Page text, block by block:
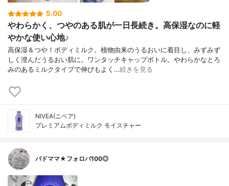
5.00
やわらかく、つやのある肌が一日長続き。高保湿なのに軽
やかな使い心地♪
高保湿＆つや！ボディミルク。植物由来のうるおいに着目し、みずみず
しく澄んだうるおい肌に。ワンタッチキャップボトル。やわらかなとろ
みのあるミルクタイプで伸びもよく…続きを見る
NIVEA(ニベア)
プレミアムボディミルク モイスチャー
バドママ★フォロバ100◎